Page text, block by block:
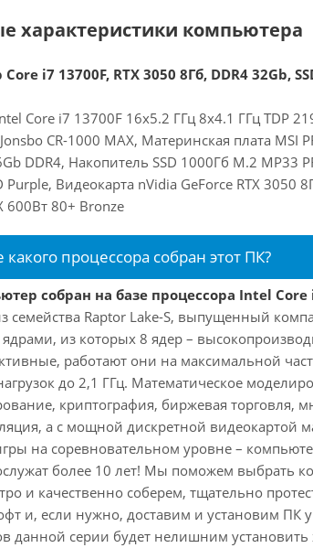
характеристики компьютера
i7 13700F, RTX 3050 8Гб, DDR4 32Gb,
Core i7 13700F 16x5.2 ГГц 8x4.1 ГГц TDP
CR-1000 MAX, Материнская плата MSI
DDR4, Накопитель SSD 1000Гб M.2 MP33
Purple, Видеокарта nVidia GeForce RTX 3050
600Вт 80+ Bronze
какого процессора собран этот ПК?
собран на базе процессора Intel Core
семейства Raptor Lake-S, выпущенный
из которых 8 ядер –
работают они на максимальной
до 2,1 ГГц. Математическое
криптография, биржевая торговля,
а с мощной дискретной видеокартой
на соревновательном уровне –
более 10 лет! Мы поможем выбрать
и качественно соберем, тщательно
и, если нужно, доставим и установим ПК
данной серии будет нелишним